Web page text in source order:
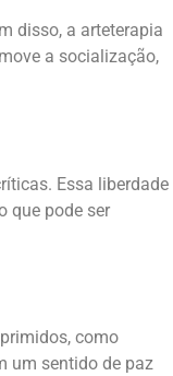
disso, a arteterapia
a socialização,
Essa liberdade
que pode ser
como
um sentido de paz